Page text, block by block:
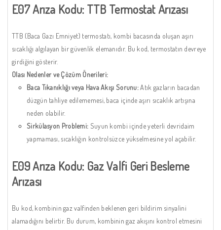
E07 Arıza Kodu: TTB Termostat Arızası
TTB (Baca Gazı Emniyet) termostatı, kombi bacasında oluşan aşırı
sıcaklığı algılayan bir güvenlik elemanıdır. Bu kod, termostatın devreye
girdiğini gösterir.
Olası Nedenler ve Çözüm Önerileri:
Baca Tıkanıklığı veya Hava Akışı Sorunu:Atık gazların bacadan
düzgün tahliye edilememesi, baca içinde aşırı sıcaklık artışına
neden olabilir.
Sirkülasyon Problemi: Suyun kombi içinde yeterli devridaim
yapmaması, sıcaklığın kontrolsüzce yükselmesine yol açabilir.
E09 Arıza Kodu: Gaz Valfi Geri Besleme
Arızası
Bu kod, kombinin gaz valfinden beklenen geri bildirim sinyalini
alamadığını belirtir. Bu durum, kombinin gaz akışını kontrol etmesini